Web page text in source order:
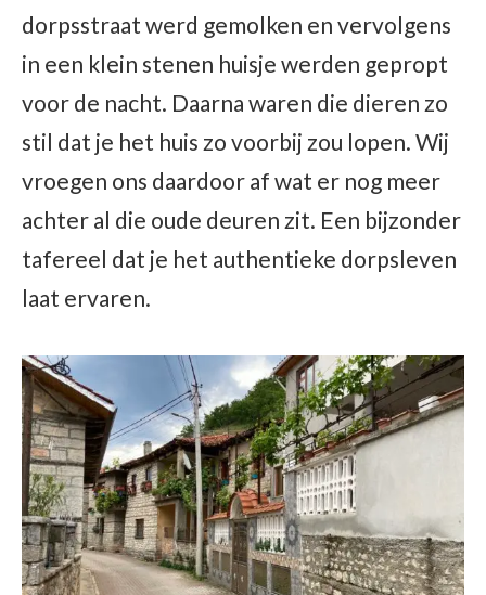
dorpsstraat werd gemolken en vervolgens
in een klein stenen huisje werden gepropt
voor de nacht. Daarna waren die dieren zo
stil dat je het huis zo voorbij zou lopen. Wij
vroegen ons daardoor af wat er nog meer
achter al die oude deuren zit. Een bijzonder
tafereel dat je het authentieke dorpsleven
laat ervaren.